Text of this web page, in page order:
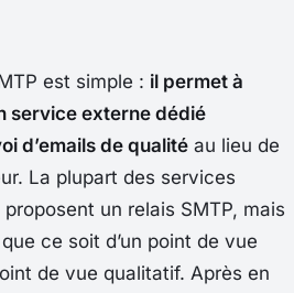
est simple : il permet à
service externe dédié
d’emails de qualité au lieu de
La plupart des services
un relais SMTP, mais
ce soit d’un point de vue
de vue qualitatif. Après en